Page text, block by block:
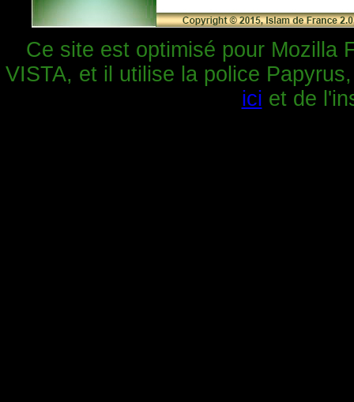
Ce site est optimisé pour Mozilla
VISTA, et il utilise la police
ici et de